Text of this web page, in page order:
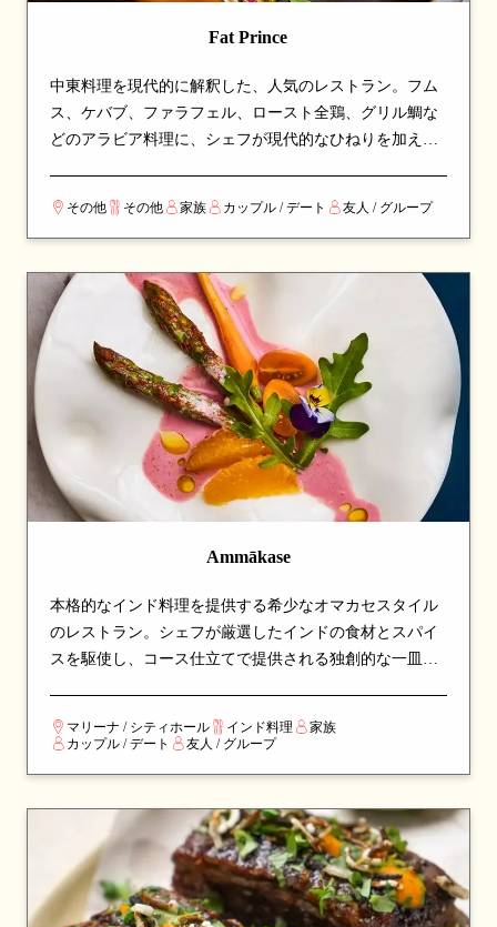
Fat Prince
中東料理を現代的に解釈した、人気のレストラン。フム
ス、ケバブ、ファラフェル、ロースト全鶏、グリル鯛な
どのアラビア料理に、シェフが現代的なひねりを加えて
す。
その他 その他 家族 カップル / デート 友人 / グループ
Ammākase
本格的なインド料理を提供する希少なオマカセスタイル
のレストラン。シェフが厳選したインドの食材とスパイ
スを駆使し、コース仕立てで提供される独創的な一皿が
る注目の名店です。
マリーナ / シティホール インド料理
家族
カップル / デート
友人 / グループ